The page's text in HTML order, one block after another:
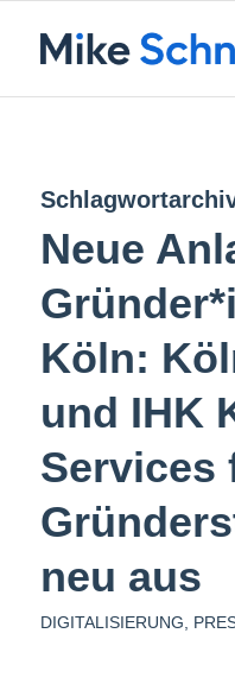
Neue
Köln:
und IHK
Services
neu aus
DIGITALISIERUNG